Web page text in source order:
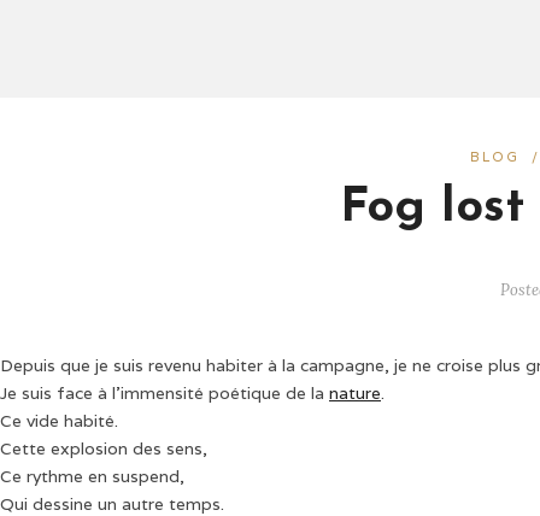
BLOG
Fog lost
Depuis que je suis revenu habiter à la campagne, je ne croise plus
Je suis face à l’immensité poétique de la nature.
Ce vide habité.
Cette explosion des sens,
Ce rythme en suspend,
Qui dessine un autre temps.